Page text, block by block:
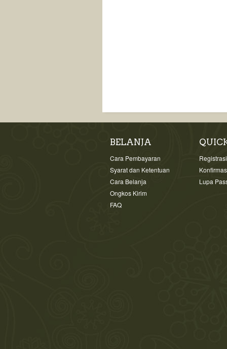
BELANJA
Cara Pembayaran
Syarat dan Ketentuan
Cara Belanja
Ongkos Kirim
FAQ
Registrasi
Lupa